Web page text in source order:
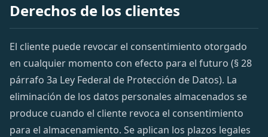
Derechos de los clientes
El cliente puede revocar el consentimiento otorgado
en cualquier momento con efecto para el futuro (§ 28
párrafo 3a Ley Federal de Protección de Datos). La
eliminación de los datos personales almacenados se
produce cuando el cliente revoca el consentimiento
para el almacenamiento. Se aplican los plazos legales